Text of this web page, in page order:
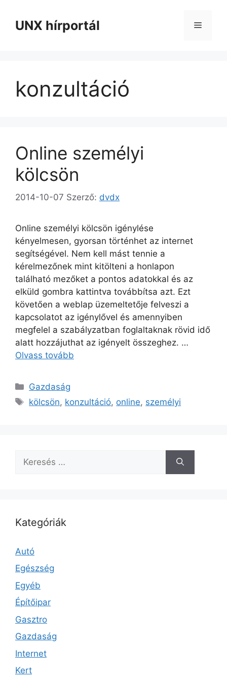
tartalomba
UNX hírportál Menü
konzultáció
Online személyi
kölcsön
2014-10-07 Szerző: dvdx
Online személyi kölcsön igénylése
kényelmesen, gyorsan történhet az internet
segítségével. Nem kell mást tennie a
kérelmezőnek mint kitölteni a honlapon
található mezőket a pontos adatokkal és az
elküld gombra kattintva továbbítsa azt. Ezt
követően a weblap üzemeltetője felveszi a
kapcsolatot az igénylővel és amennyiben
megfelel a szabályzatban foglaltaknak rövid idő
alatt hozzájuthat az igényelt összeghez. …
Olvass tovább
Kategória
Gazdaság
Címkék
kölcsön, konzultáció, online, személyi
Keresés:
Kategóriák
Autó
Egészség
Egyéb
Építőipar
Gasztro
Gazdaság
Internet
Kert